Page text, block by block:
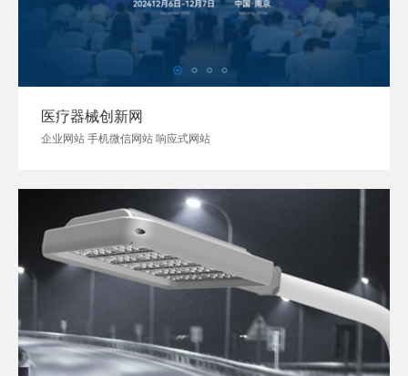
医疗器械创新网
企业网站 手机微信网站 响应式网站